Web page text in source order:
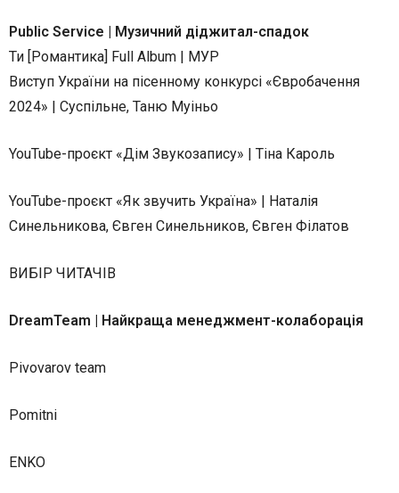
Public Service | Музичний діджитал-спадок
Ти [Романтика] Full Album | МУР
Виступ України на пісенному конкурсі «Євробачення
2024» | Суспільне, Таню Муіньо
YouTube-проєкт «Дім Звукозапису» | Тіна Кароль
YouTube-проєкт «Як звучить Україна» | Наталія
Синельникова, Євген Синельников, Євген Філатов
ВИБІР ЧИТАЧІВ
DreamTeam | Найкраща менеджмент-колаборація
Pivovarov team
Pomitni
ENKO